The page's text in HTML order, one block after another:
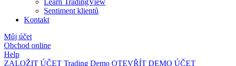
Sentiment klientů
Kontakt
Můj účet
Obchod online
Help
ZALOŽIT ÚČET Trading Demo OTEVŘÍT DEMO ÚČET